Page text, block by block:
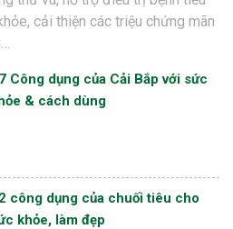
cải thiện các triệu chứng mãn
Công dụng của Cải Bắp với sức
& cách dùng
công dụng của chuối tiêu cho
khỏe, làm đẹp